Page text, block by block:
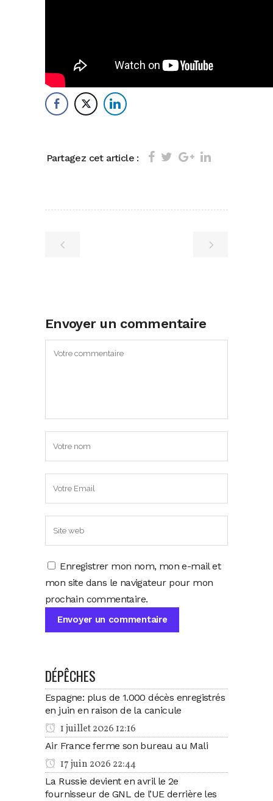
Partagez cet article :
Envoyer un commentaire
Enregistrer mon nom, mon e-mail et
mon site dans le navigateur pour mon
prochain commentaire.
DÉPÊCHES
Espagne: plus de 1.000 décès enregistrés
en juin en raison de la canicule
1 juillet 2026 12:16
Air France ferme son bureau au Mali
17 juin 2026 22:44
La Russie devient en avril le 2e
fournisseur de GNL de l’UE derrière les